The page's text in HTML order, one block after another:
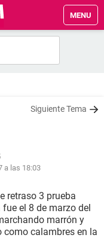
MENU
Siguiente Tema
a las 18:03
retraso 3 prueba
el 8 de marzo del
marrón y
como calambres en la